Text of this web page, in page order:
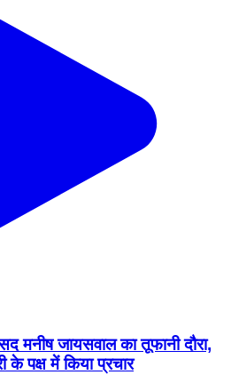
मनीष जायसवाल का तूफानी दौरा,
के पक्ष में किया प्रचार